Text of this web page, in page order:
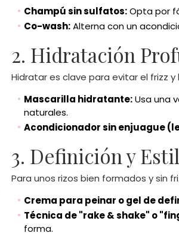
Champú sin sulfatos:Opta por
Co-wash:Alterna con un
2. Hidratación
Hidratar es clave para evitar el frizz y
Mascarilla hidratante:Usa una
naturales.
Acondicionador sin enjuague
3. Definición y
Para unos rizos bien formados y sin
Crema para peinar o gel de
Técnica de "rake & shake" o
forma.